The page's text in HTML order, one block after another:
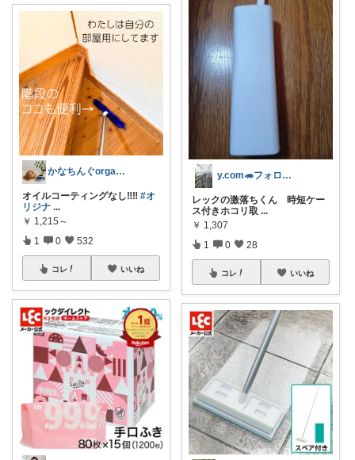
かなちんぐorganic+simple
オイルコーティングなし‼️‼️ #オ
リジナ ...
￥ 1,215～
1 0 532
コレ いいね
y.com🦔フォロバありがとう💝😻
レックの激落ちくん 時短ケー
ス付きホコリ取 ...
￥ 1,307
1 0 28
コレ いいね